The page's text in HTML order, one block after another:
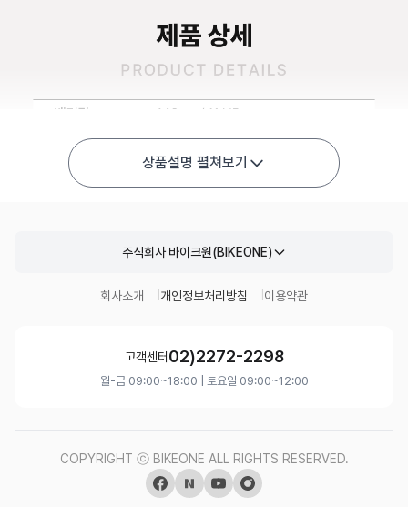
상품설명 펼쳐보기
주식회사 바이크원(BIKEONE)
회사소개 개인정보처리방침 이용약관
고객센터 02)2272-2298
월-금 09:00~18:00 | 토요일 09:00~12:00
COPYRIGHT ⓒ BIKEONE ALL RIGHTS RESERVED.